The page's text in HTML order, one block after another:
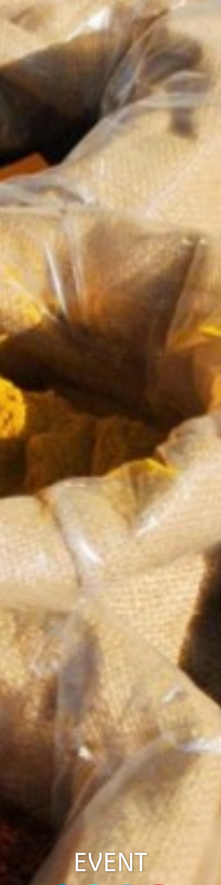
EVENT